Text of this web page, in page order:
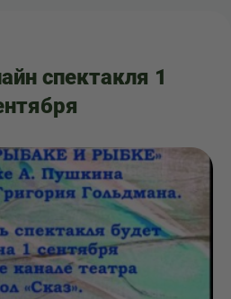
спектакля 1